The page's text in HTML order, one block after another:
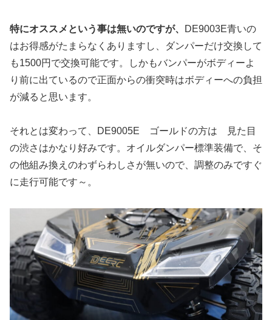
特にオススメという事は無いのですが、
DE9003E青いの
はお得感がたまらなくありますし、ダンパーだけ交換して
も1500円で交換可能です。しかもバンパーがボディーよ
り前に出ているので正面からの衝突時はボディーへの負担
が減ると思います。
それとは変わって、DE9005E ゴールドの方は 見た目
の渋さはかなり好みです。オイルダンパー標準装備で、そ
の他組み換えのわずらわしさが無いので、調整のみですぐ
に走行可能です～。